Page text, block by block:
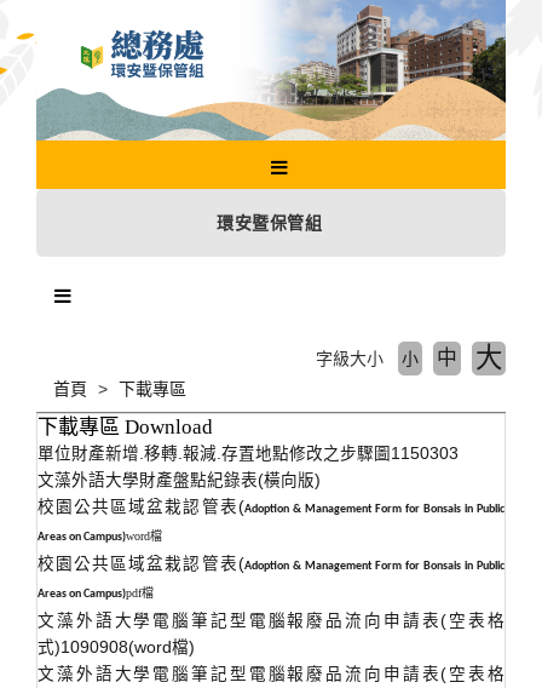
主
環安暨保管組
首頁 下載專區
字級大小 小 中 大
下載專區 Download
單位財產新增.移轉.報減.存置地點修改之步驟 圖1150303
文藻外語大學財產盤點紀錄表(橫向版)
校園公共區域盆栽認管表(Adoption & Management Form for Bonsais in Public
Areas on Campus)word檔
校園公共區域盆栽認管表(Adoption & Management Form for Bonsais in Public
Areas on Campus)pdf檔
文藻外語大學電腦筆記型電腦報廢品流向申請表(空表格
式)1090908(word檔)
文藻外語大學電腦筆記型電腦報廢品流向申請表(空表格